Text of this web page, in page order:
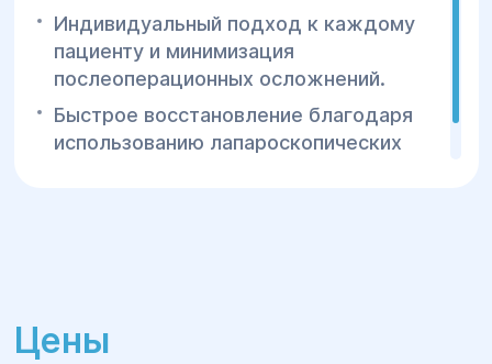
Индивидуальный подход к каждому
пациенту и минимизация
послеоперационных осложнений.
Быстрое восстановление благодаря
использованию лапароскопических
Цены